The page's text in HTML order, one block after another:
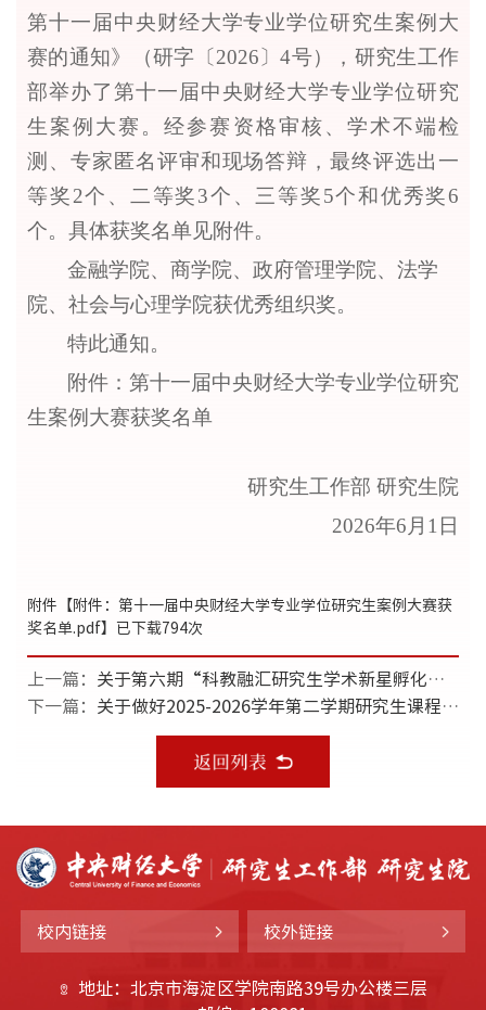
第十一届中央财经大学专业学位研究生案例大
赛的通知》（研字〔 2026 〕4号），研究生工作
部举办了第十一届中央财经大学专业学位研究
生案例大赛。经参赛资格审核、学术不端检
测、专家匿名评审和现场答辩，最终评选出一
等奖2个、二等奖3个、三等奖5个和优秀奖6
个。具体获奖名单见附件。
金融学院、商学院、 政府管理学院、 法学
院、 社会与心理学院获优秀组织奖。
特此通知。
附件：第十一届中央财经大学专业学位研究
生案例大赛获奖名单
研究生工作部 研究生院
2026年6 月 1 日
附件【附件：第十一届中央财经大学专业学位研究生案例大赛获
奖名单.pdf】已下载794次
上一篇： 关于第六期“科教融汇研究生学术新星孵化计划”拟入选名单的公示
下一篇： 关于做好2025-2026学年第二学期研究生课程期末考核相关工作的通知
校内链接 校外链接
地址：北京市海淀区学院南路39号办公楼三层